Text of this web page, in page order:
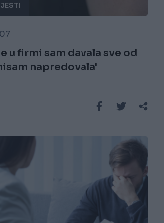
u firmi sam davala sve od
napredovala'